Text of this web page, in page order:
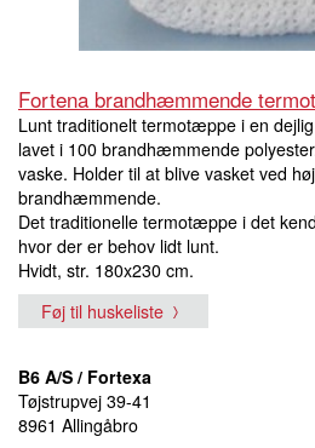
Fortena brandhæmmende
Lunt traditionelt termotæppe i en
lavet i 100 brandhæmmende
vaske. Holder til at blive vasket ved
brandhæmmende.
Det traditionelle termotæppe i det
hvor der er behov lidt lunt.
Hvidt, str. 180x230 cm.
Føj til huskeliste
B6 A/S / Fortexa
Tøjstrupvej 39-41
8961 Allingåbro